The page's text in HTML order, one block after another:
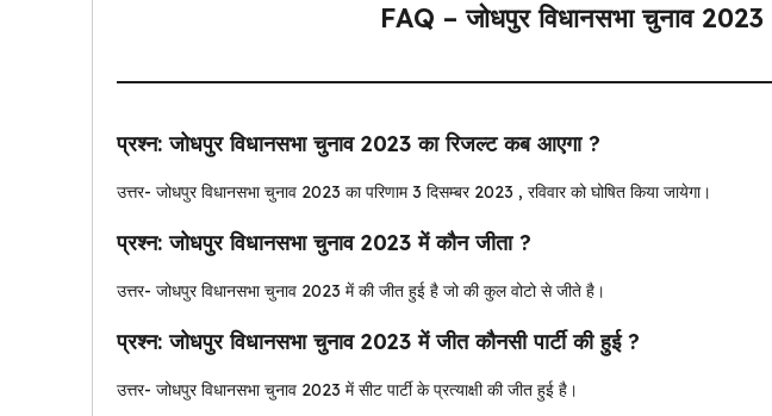
FAQ – जोधपुर विधानसभा चुनाव 2023
प्रश्न: जोधपुर विधानसभा चुनाव 2023 का रिजल्ट कब आएगा ?
उत्तर- जोधपुर विधानसभा चुनाव 2023 का परिणाम 3 दिसम्बर 2023 , रविवार को घोषित किया जायेगा।
प्रश्न: जोधपुर विधानसभा चुनाव 2023 में कौन जीता ?
उत्तर- जोधपुर विधानसभा चुनाव 2023 में की जीत हुई है जो की कुल वोटो से जीते है।
प्रश्न: जोधपुर विधानसभा चुनाव 2023 में जीत कौनसी पार्टी की हुई ?
उत्तर- जोधपुर विधानसभा चुनाव 2023 में सीट पार्टी के प्रत्याक्षी की जीत हुई है।